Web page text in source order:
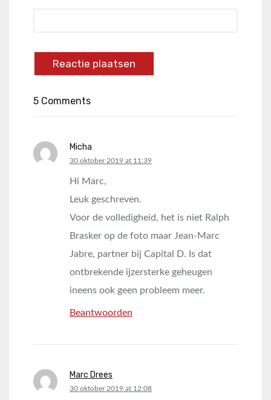
5 Comments
Micha
says:
30 oktober 2019 at 11:39
Hi Marc,
Leuk geschreven.
Voor de volledigheid, het is niet Ralph
Brasker op de foto maar Jean-Marc
Jabre, partner bij Capital D. Is dat
ontbrekende ijzersterke geheugen
ineens ook geen probleem meer.
Beantwoorden
Marc Drees
says:
30 oktober 2019 at 12:08